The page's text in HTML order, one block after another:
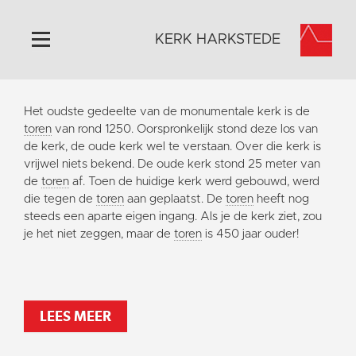
Home
Algemeen
Historie
Omgeving
Activiteiten
Steun ons
KERK HARKSTEDE
Het oudste gedeelte van de monumentale kerk is de
toren van rond 1250. Oorspronkelijk stond deze los van
de kerk, de oude kerk wel te verstaan. Over die kerk is
vrijwel niets bekend. De oude kerk stond 25 meter van
de toren af. Toen de huidige kerk werd gebouwd, werd
die tegen de toren aan geplaatst. De toren heeft nog
steeds een aparte eigen ingang. Als je de kerk ziet, zou
je het niet zeggen, maar de toren is 450 jaar ouder!
LEES MEER